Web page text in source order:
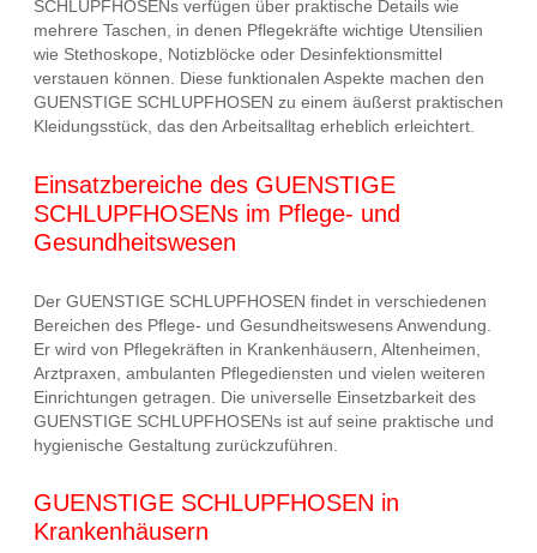
SCHLUPFHOSENs verfügen über praktische Details wie
mehrere Taschen, in denen Pflegekräfte wichtige Utensilien
wie Stethoskope, Notizblöcke oder Desinfektionsmittel
verstauen können. Diese funktionalen Aspekte machen den
GUENSTIGE SCHLUPFHOSEN zu einem äußerst praktischen
Kleidungsstück, das den Arbeitsalltag erheblich erleichtert.
Einsatzbereiche des GUENSTIGE
SCHLUPFHOSENs im Pflege- und
Gesundheitswesen
Der GUENSTIGE SCHLUPFHOSEN findet in verschiedenen
Bereichen des Pflege- und Gesundheitswesens Anwendung.
Er wird von Pflegekräften in Krankenhäusern, Altenheimen,
Arztpraxen, ambulanten Pflegediensten und vielen weiteren
Einrichtungen getragen. Die universelle Einsetzbarkeit des
GUENSTIGE SCHLUPFHOSENs ist auf seine praktische und
hygienische Gestaltung zurückzuführen.
GUENSTIGE SCHLUPFHOSEN in
Krankenhäusern